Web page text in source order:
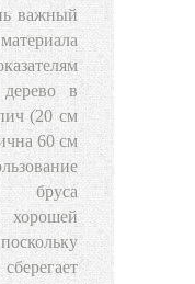
важный
дерево в
(20 см
60 см
бруса
хорошей